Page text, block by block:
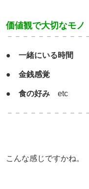
価値観で大切なモノ
－－－－－－－－－－
● 一緒にいる時間
● 金銭感覚
● 食の好みetc
－－－－－－－－－－
こんな感じですかね。